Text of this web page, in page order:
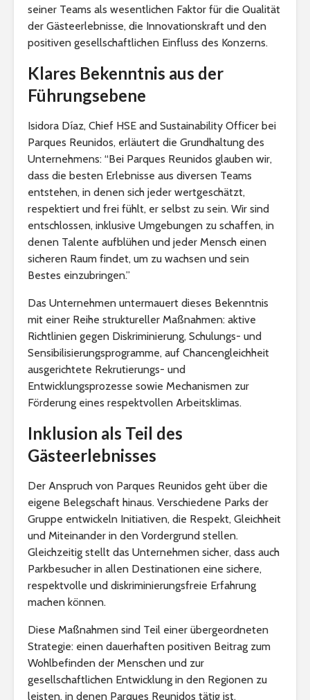
seiner Teams als wesentlichen Faktor für die Qualität
der Gästeerlebnisse, die Innovationskraft und den
positiven gesellschaftlichen Einfluss des Konzerns.
Klares Bekenntnis aus der
Führungsebene
Isidora Díaz, Chief HSE and Sustainability Officer bei
Parques Reunidos, erläutert die Grundhaltung des
Unternehmens: “Bei Parques Reunidos glauben wir,
dass die besten Erlebnisse aus diversen Teams
entstehen, in denen sich jeder wertgeschätzt,
respektiert und frei fühlt, er selbst zu sein. Wir sind
entschlossen, inklusive Umgebungen zu schaffen, in
denen Talente aufblühen und jeder Mensch einen
sicheren Raum findet, um zu wachsen und sein
Bestes einzubringen.”
Das Unternehmen untermauert dieses Bekenntnis
mit einer Reihe struktureller Maßnahmen: aktive
Richtlinien gegen Diskriminierung, Schulungs- und
Sensibilisierungsprogramme, auf Chancengleichheit
ausgerichtete Rekrutierungs- und
Entwicklungsprozesse sowie Mechanismen zur
Förderung eines respektvollen Arbeitsklimas.
Inklusion als Teil des
Gästeerlebnisses
Der Anspruch von Parques Reunidos geht über die
eigene Belegschaft hinaus. Verschiedene Parks der
Gruppe entwickeln Initiativen, die Respekt, Gleichheit
und Miteinander in den Vordergrund stellen.
Gleichzeitig stellt das Unternehmen sicher, dass auch
Parkbesucher in allen Destinationen eine sichere,
respektvolle und diskriminierungsfreie Erfahrung
machen können.
Diese Maßnahmen sind Teil einer übergeordneten
Strategie: einen dauerhaften positiven Beitrag zum
Wohlbefinden der Menschen und zur
gesellschaftlichen Entwicklung in den Regionen zu
leisten, in denen Parques Reunidos tätig ist.